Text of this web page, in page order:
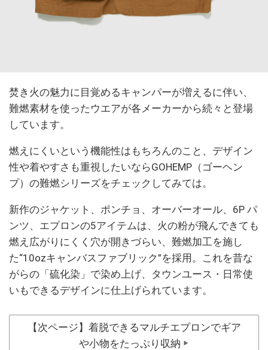
焚き火の魅力に目覚めるキャンパーが増えるに伴い、
難燃素材を使ったウエアが各メーカーから続々と登場
しています。
燃えにくいという機能性はもちろんのこと、デザイン
性や着やすさも重視したいならGOHEMP（ゴーヘン
プ）の難燃シリーズをチェックしてみては。
新作のジャケット、ポンチョ、オーバーオール、6P パ
ンツ、エプロンの5アイテムは、火の粉が飛んできても
燃え広がりにくく穴が開きづらい、難燃加工を施し
た“10ozキャンバスファブリック”を採用。これを昔な
がらの「硫化染」で染め上げ、タウンユース・日常使
いもできるデザインに仕上げられています。
【次ページ】着脱できるマルチエプロンでギア
や小物をたっぷり収納 ▶